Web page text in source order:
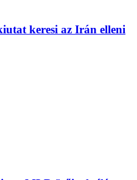
keresi az Irán elleni